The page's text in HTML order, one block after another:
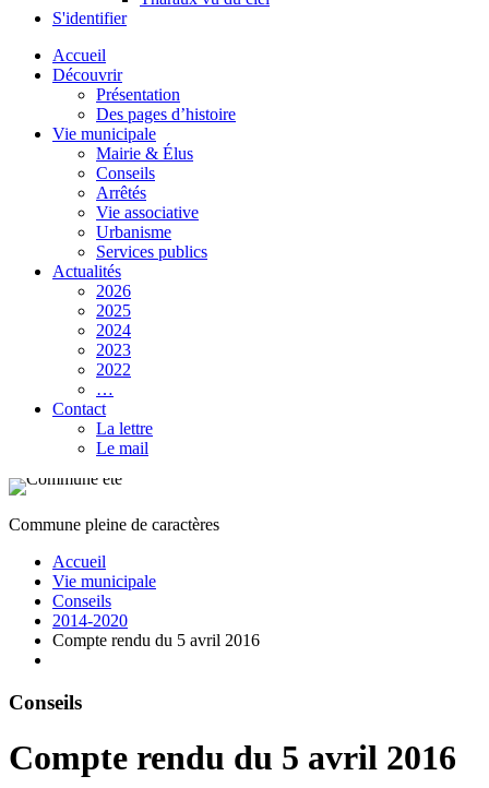
S'identifier
Accueil
Découvrir
Présentation
Des pages d’histoire
Vie municipale
Mairie & Élus
Conseils
Arrêtés
Vie associative
Urbanisme
Services publics
Actualités
2026
2025
2024
2023
2022
…
Contact
La lettre
Le mail
Commune pleine de caractères
Accueil
Vie municipale
Conseils
2014-2020
Compte rendu du 5 avril 2016
Conseils
Compte rendu du 5 avril 2016